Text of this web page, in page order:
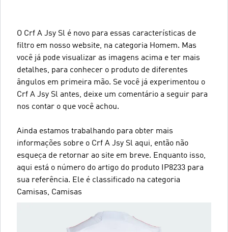
O Crf A Jsy Sl é novo para essas características de
filtro em nosso website, na categoria Homem. Mas
você já pode visualizar as imagens acima e ter mais
detalhes, para conhecer o produto de diferentes
ângulos em primeira mão. Se você já experimentou o
Crf A Jsy Sl antes, deixe um comentário a seguir para
nos contar o que você achou.
Ainda estamos trabalhando para obter mais
informações sobre o Crf A Jsy Sl aqui, então não
esqueça de retornar ao site em breve. Enquanto isso,
aqui está o número do artigo do produto IP8233 para
sua referência. Ele é classificado na categoria
Camisas, Camisas